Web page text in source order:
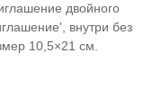
двойного
внутри без
10,5×21 см.